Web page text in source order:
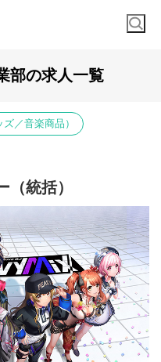
部の求人一覧
／音楽商品）
統括）